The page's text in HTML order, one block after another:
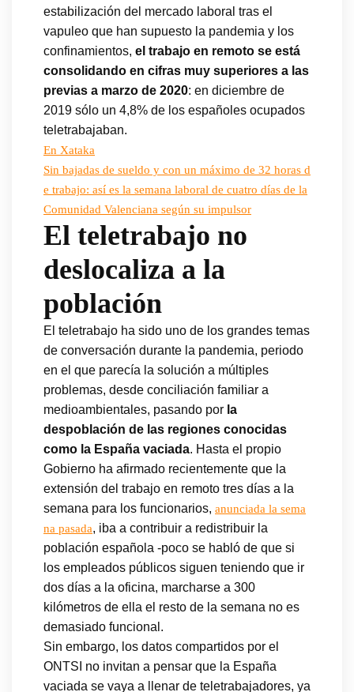
estabilización del mercado laboral tras el
vapuleo que han supuesto la pandemia y los
confinamientos, el trabajo en remoto se está
consolidando en cifras muy superiores a las
previas a marzo de 2020: en diciembre de
2019 sólo un 4,8% de los españoles ocupados
teletrabajaban.
En Xataka
Sin bajadas de sueldo y con un máximo de 32 horas d
e trabajo: así es la semana laboral de cuatro días de la
Comunidad Valenciana según su impulsor
El teletrabajo no
deslocaliza a la
población
El teletrabajo ha sido uno de los grandes temas
de conversación durante la pandemia, periodo
en el que parecía la solución a múltiples
problemas, desde conciliación familiar a
medioambientales, pasando por la
despoblación de las regiones conocidas
como la España vaciada. Hasta el propio
Gobierno ha afirmado recientemente que la
extensión del trabajo en remoto tres días a la
semana para los funcionarios, anunciada la sema
na pasada, iba a contribuir a redistribuir la
población española -poco se habló de que si
los empleados públicos siguen teniendo que ir
dos días a la oficina, marcharse a 300
kilómetros de ella el resto de la semana no es
demasiado funcional.
Sin embargo, los datos compartidos por el
ONTSI no invitan a pensar que la España
vaciada se vaya a llenar de teletrabajadores, ya